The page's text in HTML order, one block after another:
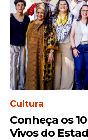
transformá-lo
aumento das
e punitivas,
àsmulheres,
impunidade e
dos dados,
penal específico
de estatísticas
tipo de crime.
Cultura
Conheça os
Vivos do